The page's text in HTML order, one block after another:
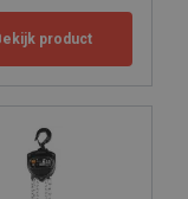
product